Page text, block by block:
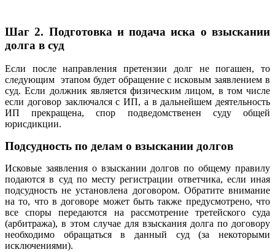
Шаг 2. Подготовка и подача иска о взыскании
долга в суд
Если после направления претензии долг не погашен, то
следующим этапом будет обращение с исковым заявлением в
суд. Если должник является физическим лицом, в том числе
если договор заключался с ИП, а в дальнейшем деятельность
ИП прекращена, спор подведомственен суду общей
юрисдикции.
Подсудность по делам о взыскании долгов
Исковые заявления о взыскании долгов по общему правилу
подаются в суд по месту регистрации ответчика, если иная
подсудность не установлена договором. Обратите внимание
на то, что в договоре может быть также предусмотрено, что
все споры передаются на рассмотрение третейского суда
(арбитража), в этом случае для взыскания долга по договору
необходимо обращаться в данный суд (за некоторыми
исключениями).